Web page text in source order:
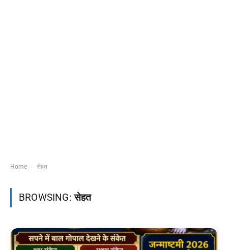
Home - सेहत
BROWSING:सेहत